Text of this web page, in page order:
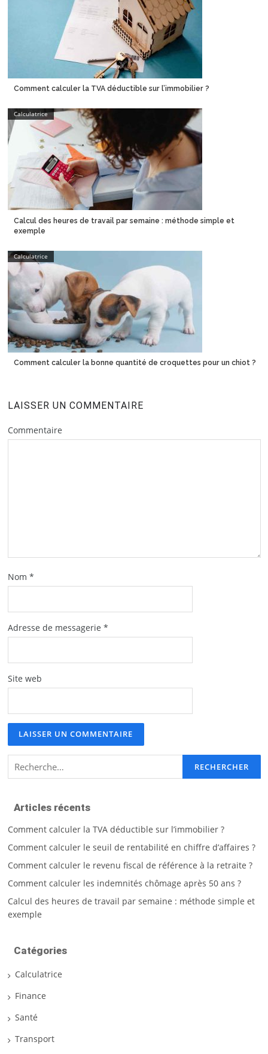
Comment calculer la TVA déductible sur l’immobilier ?
Calculatrice
Calcul des heures de travail par semaine : méthode simple et
exemple
Calculatrice
Comment calculer la bonne quantité de croquettes pour un chiot ?
LAISSER UN COMMENTAIRE
Commentaire
Nom *
Adresse de messagerie *
Site web
Rechercher :
Articles récents
Comment calculer la TVA déductible sur l’immobilier ?
Comment calculer le seuil de rentabilité en chiffre d’affaires ?
Comment calculer le revenu fiscal de référence à la retraite ?
Comment calculer les indemnités chômage après 50 ans ?
Calcul des heures de travail par semaine : méthode simple et
exemple
Catégories
Calculatrice
Finance
Santé
Transport